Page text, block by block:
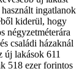
ingatlanok
kiderül, hogy
négyzetméterára
családi házaknál
új lakások 611
518 ezer forintos